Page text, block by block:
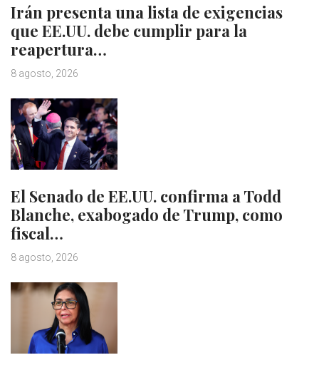
Irán presenta una lista de exigencias
que EE.UU. debe cumplir para la
reapertura…
8 agosto, 2026
El Senado de EE.UU. confirma a Todd
Blanche, exabogado de Trump, como
fiscal…
8 agosto, 2026